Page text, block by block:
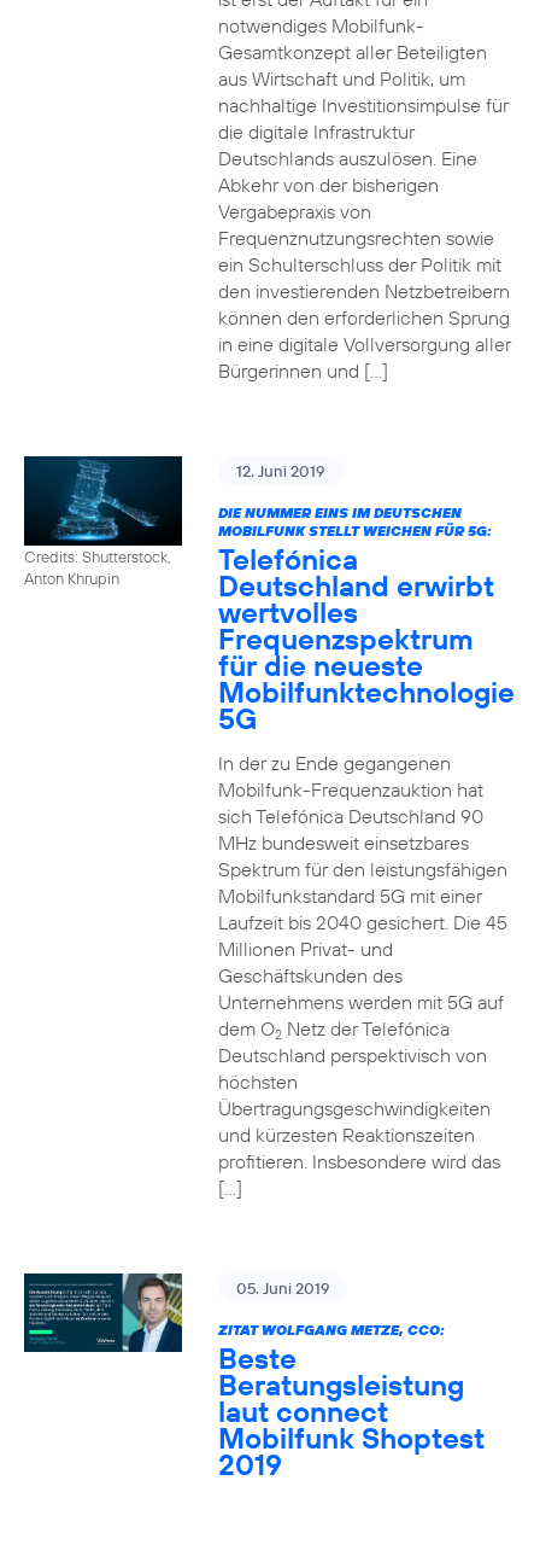
notwendiges Mobilfunk-
Gesamtkonzept aller Beteiligten
aus Wirtschaft und Politik, um
nachhaltige Investitionsimpulse für
die digitale Infrastruktur
Deutschlands auszulösen. Eine
Abkehr von der bisherigen
Vergabepraxis von
Frequenznutzungsrechten sowie
ein Schulterschluss der Politik mit
den investierenden Netzbetreibern
können den erforderlichen Sprung
in eine digitale Vollversorgung aller
Bürgerinnen und […]
Credits: Shutterstock,
Anton Khrupin
12. Juni 2019
DIE NUMMER EINS IM DEUTSCHEN
MOBILFUNK STELLT WEICHEN FÜR 5G:
Telefónica
Deutschland erwirbt
wertvolles
Frequenzspektrum
für die neueste
Mobilfunktechnologie
5G
In der zu Ende gegangenen
Mobilfunk-Frequenzauktion hat
sich Telefónica Deutschland 90
MHz bundesweit einsetzbares
Spektrum für den leistungsfähigen
Mobilfunkstandard 5G mit einer
Laufzeit bis 2040 gesichert. Die 45
Millionen Privat- und
Geschäftskunden des
Unternehmens werden mit 5G auf
dem O2Netz der Telefónica
Deutschland perspektivisch von
höchsten
Übertragungsgeschwindigkeiten
und kürzesten Reaktionszeiten
profitieren. Insbesondere wird das
[…]
05. Juni 2019
ZITAT WOLFGANG METZE, CCO:
Beste
Beratungsleistung
laut connect
Mobilfunk Shoptest
2019